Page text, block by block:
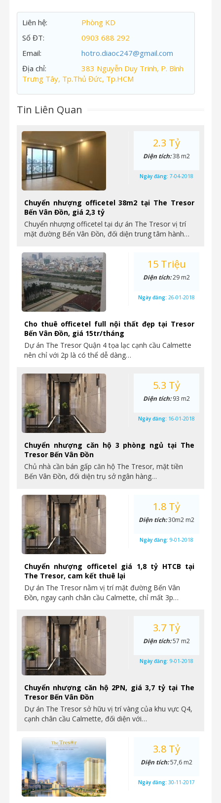
Liên hệ:
Phòng KD
Số ĐT:
0903 688 292
Email:
hotro.diaoc247@gmail.com
Địa chỉ:
383 Nguyễn Duy Trinh, P. Bình
Trưng Tây, Tp.Thủ Đức, Tp.HCM
Tin Liên Quan
Chuyển nhượng officetel 38m2 tại The Tresor
Bến Vân Đồn, giá 2,3 tỷ
Chuyển nhượng officetel tại dự án The Tresor vị trí
mặt đường Bến Vân Đồn, đối diện trung tâm hành…
2.3 Tỷ
Diện tích:38 m2
Ngày đăng: 7-04-2018
Cho thuê officetel full nội thất đẹp tại Tresor
Bến Vân Đồn, giá 15tr/tháng
Dự án The Tresor Quận 4 tọa lạc cạnh cầu Calmette
nên chỉ với 2p là có thể dễ dàng…
15 Triệu
Diện tích:29 m2
Ngày đăng: 26-01-2018
Chuyển nhượng căn hộ 3 phòng ngủ tại The
Tresor Bến Vân Đồn
Chủ nhà cần bán gấp căn hộ The Tresor, mặt tiền
Bến Vân Đồn, đối diện trụ sở ngân hàng…
5.3 Tỷ
Diện tích:93 m2
Ngày đăng: 16-01-2018
Chuyển nhượng officetel giá 1,8 tỷ HTCB tại
The Tresor, cam kết thuê lại
Dự án The Tresor nằm vị trí mặt đường Bến Vân
Đồn, ngay cạnh chân cầu Calmette, chỉ mất 3p…
1.8 Tỷ
Diện tích:30m2 m2
Ngày đăng: 9-01-2018
Chuyển nhượng căn hộ 2PN, giá 3,7 tỷ tại The
Tresor Bến Vân Đồn
Dự án The Tresor sở hữu vị trí vàng của khu vực Q4,
cạnh chân cầu Calmette, đối diện với…
3.7 Tỷ
Diện tích:57 m2
Ngày đăng: 9-01-2018
3.8 Tỷ
Diện tích:57,6 m2
Ngày đăng: 30-11-2017